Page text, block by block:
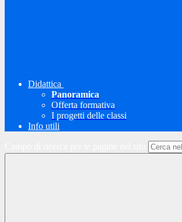
Didattica
Panoramica
Offerta formativa
I progetti delle classi
Info utili